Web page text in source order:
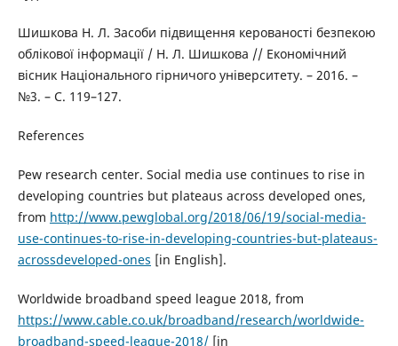
Шишкова Н. Л. Засоби підвищення керованості безпекою
облікової інформації / Н. Л. Шишкова // Економічний
вісник Національного гірничого університету. – 2016. –
№3. – С. 119–127.
References
Pew research center. Social media use continues to rise in
developing countries but plateaus across developed ones,
from http://www.pewglobal.org/2018/06/19/social-media-
use-continues-to-rise-in-developing-countries-but-plateaus-
acrossdeveloped-ones [in English].
Worldwide broadband speed league 2018, from
https://www.cable.co.uk/broadband/research/worldwide-
broadband-speed-league-2018/[in